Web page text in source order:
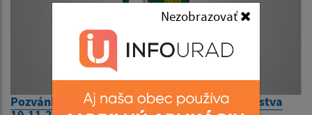
Nezobrazovať
Pozvánka na zasadnutie obecného zastupiteľstva